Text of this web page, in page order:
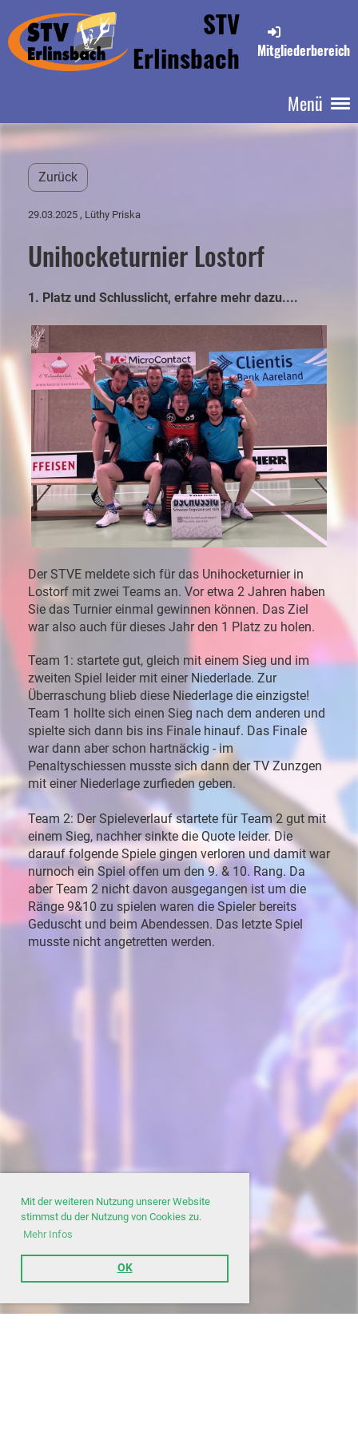
Mit der weiteren Nutzung unserer Website
stimmst du der Nutzung von Cookies zu.
Mehr Infos
OK
STV
Erlinsbach
Mitgliederbereich
Menü
Zurück
29.03.2025 , Lüthy Priska
Unihocketurnier Lostorf
1. Platz und Schlusslicht, erfahre mehr dazu....
Der STVE meldete sich für das Unihocketurnier in
Lostorf mit zwei Teams an. Vor etwa 2 Jahren haben
Sie das Turnier einmal gewinnen können. Das Ziel
war also auch für dieses Jahr den 1 Platz zu holen.
Team 1: startete gut, gleich mit einem Sieg und im
zweiten Spiel leider mit einer Niederlade. Zur
Überraschung blieb diese Niederlage die einzigste!
Team 1 hollte sich einen Sieg nach dem anderen und
spielte sich dann bis ins Finale hinauf. Das Finale
war dann aber schon hartnäckig - im
Penaltyschiessen musste sich dann der TV Zunzgen
mit einer Niederlage zurfieden geben.
Team 2: Der Spieleverlauf startete für Team 2 gut mit
einem Sieg, nachher sinkte die Quote leider. Die
darauf folgende Spiele gingen verloren und damit war
nurnoch ein Spiel offen um den 9. & 10. Rang. Da
aber Team 2 nicht davon ausgegangen ist um die
Ränge 9&10 zu spielen waren die Spieler bereits
Geduscht und beim Abendessen. Das letzte Spiel
musste nicht angetretten werden.